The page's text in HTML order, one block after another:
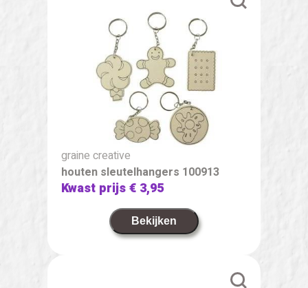
graine creative
houten sleutelhangers 100913
Kwast prijs€ 3,95
Bekijken